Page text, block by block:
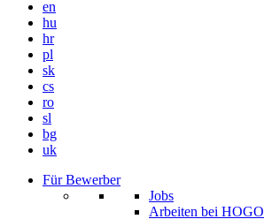
en
hu
hr
pl
sk
cs
ro
sl
bg
uk
Für Bewerber
Jobs
Arbeiten bei HOGO